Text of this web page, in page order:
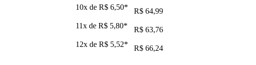
10x de R$ 6,50*
R$ 64,99
11x de R$ 5,80*
R$ 63,76
12x de R$ 5,52* R$ 66,24